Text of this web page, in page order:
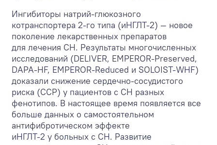
Ингибиторы натрий-глюкозного
котранспортера 2-го типа (иНГЛТ-2) — новое
поколение лекарственных препаратов
для лечения СН. Результаты многочисленных
исследований (DELIVER, EMPEROR-Preserved,
DAPA-HF, EMPEROR-Reduced и SOLOIST-WHF)
доказали снижение сердечно-сосудистого
риска (ССР) у пациентов с СН разных
фенотипов. В настоящее время появляется все
больше данных о самостоятельном
антифибротическом эффекте
иНГЛТ-2 у больных с СН. Развитие